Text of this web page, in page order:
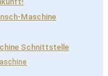
Maschine
Schnittstelle